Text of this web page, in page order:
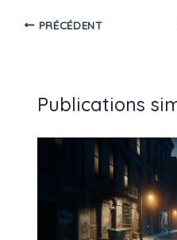
PRÉCÉDENT
Publications